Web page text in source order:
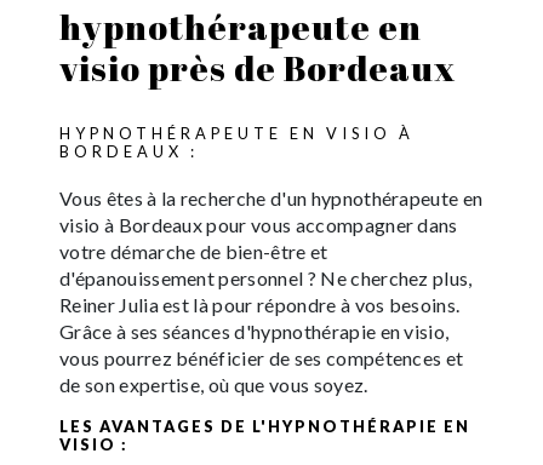
hypnothérapeute en
visio près de Bordeaux
HYPNOTHÉRAPEUTE EN VISIO À
BORDEAUX :
Vous êtes à la recherche d'un hypnothérapeute en
visio à Bordeaux pour vous accompagner dans
votre démarche de bien-être et
d'épanouissement personnel ? Ne cherchez plus,
Reiner Julia est là pour répondre à vos besoins.
Grâce à ses séances d'hypnothérapie en visio,
vous pourrez bénéficier de ses compétences et
de son expertise, où que vous soyez.
LES AVANTAGES DE L'HYPNOTHÉRAPIE EN
VISIO :